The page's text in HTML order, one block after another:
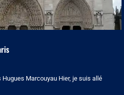
Marcouyau Hier, je suis allé